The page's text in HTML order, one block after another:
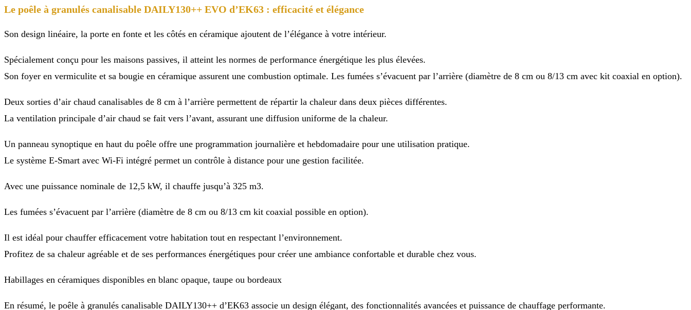
Le poêle à granulés canalisable DAILY130++ EVO d’EK63 : efficacité et élégance
Son design linéaire, la porte en fonte et les côtés en céramique ajoutent de l’élégance à votre intérieur.
Spécialement conçu pour les maisons passives, il atteint les normes de performance énergétique les plus élevées.
Son foyer en vermiculite et sa bougie en céramique assurent une combustion optimale. Les fumées s’évacuent par l’arrière (diamètre de 8 cm ou 8/13 cm avec kit coaxial en option).
Deux sorties d’air chaud canalisables de 8 cm à l’arrière permettent de répartir la chaleur dans deux pièces différentes.
La ventilation principale d’air chaud se fait vers l’avant, assurant une diffusion uniforme de la chaleur.
Un panneau synoptique en haut du poêle offre une programmation journalière et hebdomadaire pour une utilisation pratique.
Le système E-Smart avec Wi-Fi intégré permet un contrôle à distance pour une gestion facilitée.
Avec une puissance nominale de 12,5 kW, il chauffe jusqu’à 325 m3.
Les fumées s’évacuent par l’arrière (diamètre de 8 cm ou 8/13 cm kit coaxial possible en option).
Il est idéal pour chauffer efficacement votre habitation tout en respectant l’environnement.
Profitez de sa chaleur agréable et de ses performances énergétiques pour créer une ambiance confortable et durable chez vous.
Habillages en céramiques disponibles en blanc opaque, taupe ou bordeaux
En résumé, le poêle à granulés canalisable DAILY130++ d’EK63 associe un design élégant, des fonctionnalités avancées et puissance de chauffage performante.